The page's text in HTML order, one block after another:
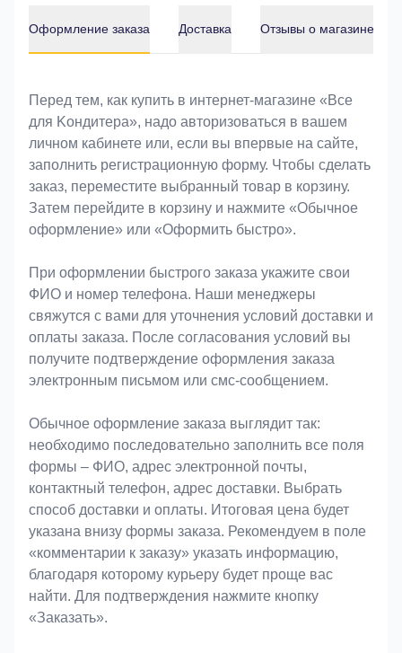
Оформление заказа Доставка Отзывы о магазине
Оформление заказа
Перед тем, как купить в интернет-магазине «Bce
для Koндитeрa», надо авторизоваться в вашем
личном кабинете или, если вы впервые на сайте,
заполнить регистрационную форму. Чтобы сделать
заказ, переместите выбранный товар в корзину.
Затем перейдите в корзину и нажмите «Обычное
оформление» или «Оформить быстро».
При оформлении быстрого заказа укажите свои
ФИО и номер телефона. Наши менеджеры
свяжутся с вами для уточнения условий доставки и
оплаты заказа. После согласования условий вы
получите подтверждение оформления заказа
электронным письмом или смс-сообщением.
Обычное оформление заказа выглядит так:
необходимо последовательно заполнить все поля
формы – ФИО, адрес электронной почты,
контактный телефон, адрес доставки. Выбрать
способ доставки и оплаты. Итоговая цена будет
указана внизу формы заказа. Рекомендуем в поле
«комментарии к заказу» указать информацию,
благодаря которому курьеру будет проще вас
найти. Для подтверждения нажмите кнопку
«Заказать».